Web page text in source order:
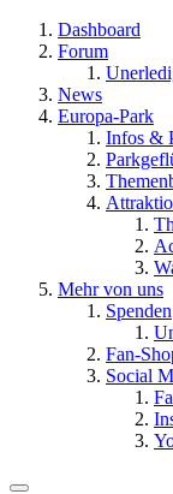
Dashboard
Forum
News
Europa-Park
Infos &
Mehr von uns
Spenden
Fan-
Social